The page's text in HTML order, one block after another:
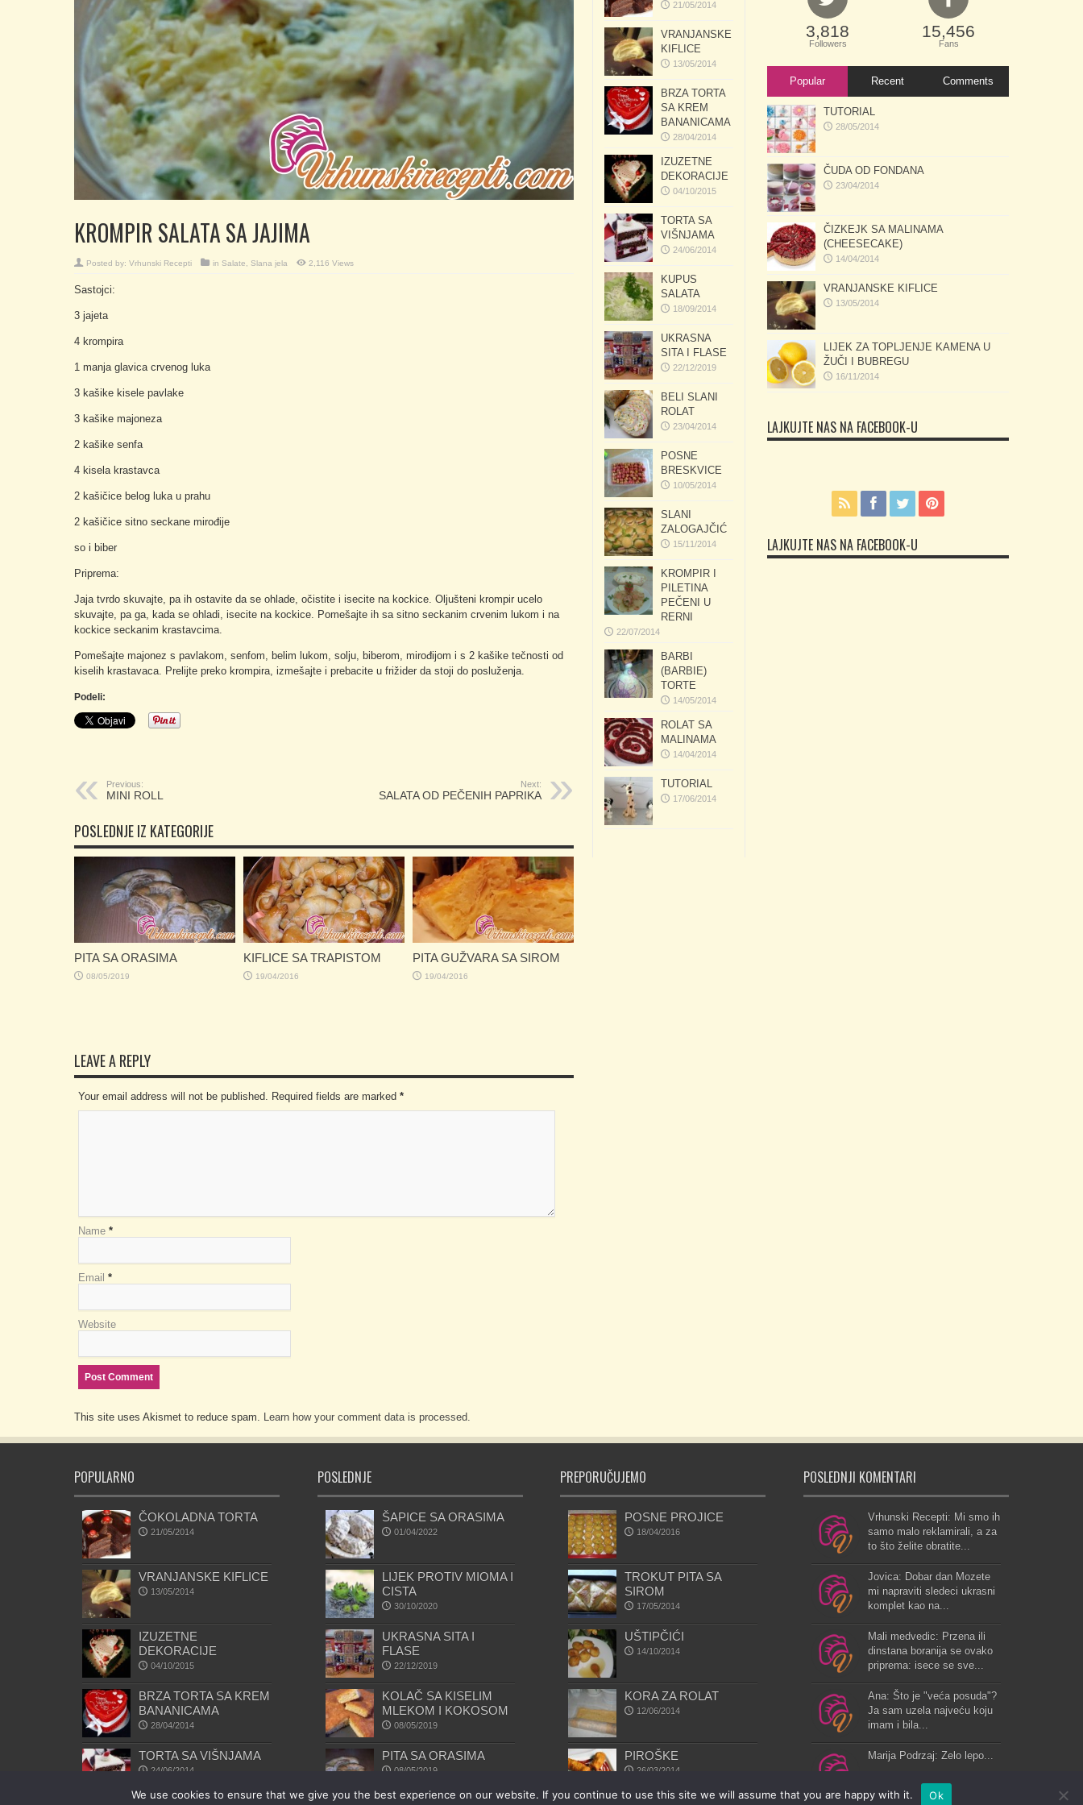
KROMPIR SALATA SA JAJIMA
Posted by: Vrhunski Recepti in Salate Slana jela 2,116 Views
Sastojci:
3 jajeta
4 krompira
1 manja glavica crvenog luka
3 kašike kisele pavlake
3 kašike majoneza
2 kašike senfa
4 kisela krastavca
2 kašičice belog luka u prahu
2 kašičice sitno seckane mirođije
so i biber
Priprema:
Jaja tvrdo skuvajte, pa ih ostavite da se ohlade, očistite i isecite na kockice. Oljušteni krompir ucelo
skuvajte, pa ga, kada se ohladi, isecite na kockice. Pomešajte ih sa sitno seckanim crvenim lukom i na
kockice seckanim krastavcima.
Pomešajte majonez s pavlakom, senfom, belim lukom, solju, biberom, mirođijom i s 2 kašike tečnosti od
kiselih krastavaca. Prelijte preko krompira, izmešajte i prebacite u frižider da stoji do posluženja.
Podeli:
Previous:
MINI ROLL
Next:
SALATA OD PEČENIH PAPRIKA
POSLEDNJE IZ KATEGORIJE
PITA SA ORASIMA
08/05/2019
KIFLICE SA TRAPISTOM
19/04/2016
PITA GUŽVARA SA SIROM
19/04/2016
LEAVE A REPLY
Your email address will not be published. Required fields are marked *
Name *
Email *
Website
This site uses Akismet to reduce spam. Learn how your comment data is processed.
21/05/2014
VRANJANSKE
KIFLICE
13/05/2014
BRZA TORTA
SA KREM
BANANICAMA
28/04/2014
IZUZETNE
DEKORACIJE
04/10/2015
TORTA SA
VIŠNJAMA
24/06/2014
KUPUS
SALATA
18/09/2014
UKRASNA
SITA I FLASE
22/12/2019
BELI SLANI
ROLAT
23/04/2014
POSNE
BRESKVICE
10/05/2014
SLANI
ZALOGAJČIĆ
15/11/2014
KROMPIR I
PILETINA
PEČENI U
RERNI
22/07/2014
BARBI
(BARBIE)
TORTE
14/05/2014
ROLAT SA
MALINAMA
14/04/2014
TUTORIAL
17/06/2014
3,818
Followers
15,456
Fans
Popular Recent Comments
TUTORIAL
28/05/2014
ČUDA OD FONDANA
23/04/2014
ČIZKEJK SA MALINAMA
(CHEESECAKE)
14/04/2014
VRANJANSKE KIFLICE
13/05/2014
LIJEK ZA TOPLJENJE KAMENA U
ŽUČI I BUBREGU
16/11/2014
LAJKUJTE NAS NA FACEBOOK-U
LAJKUJTE NAS NA FACEBOOK-U
POPULARNO
ČOKOLADNA TORTA
21/05/2014
VRANJANSKE KIFLICE
13/05/2014
IZUZETNE
DEKORACIJE
04/10/2015
BRZA TORTA SA KREM
BANANICAMA
28/04/2014
TORTA SA VIŠNJAMA
24/06/2014
POSLEDNJE
ŠAPICE SA ORASIMA
01/04/2022
LIJEK PROTIV MIOMA I
CISTA
30/10/2020
UKRASNA SITA I
FLASE
22/12/2019
KOLAČ SA KISELIM
MLEKOM I KOKOSOM
08/05/2019
PITA SA ORASIMA
08/05/2019
PREPORUČUJEMO
POSNE PROJICE
18/04/2016
TROKUT PITA SA
SIROM
17/05/2014
UŠTIPČIĆI
14/10/2014
KORA ZA ROLAT
12/06/2014
PIROŠKE
26/03/2014
POSLEDNJI KOMENTARI
Vrhunski Recepti: Mi smo ih
samo malo reklamirali, a za
to što želite obratite...
Jovica: Dobar dan Mozete
mi napraviti sledeci ukrasni
komplet kao na...
Mali medvedic: Przena ili
dinstana boranija se ovako
priprema: isece se sve...
Ana: Što je "veća posuda"?
Ja sam uzela najveću koju
imam i bila...
Marija Podrzaj: Zelo lepo...
We use cookies to ensure that we give you the best experience on our website. If you continue to use this site we will assume that you are happy with it. Ok